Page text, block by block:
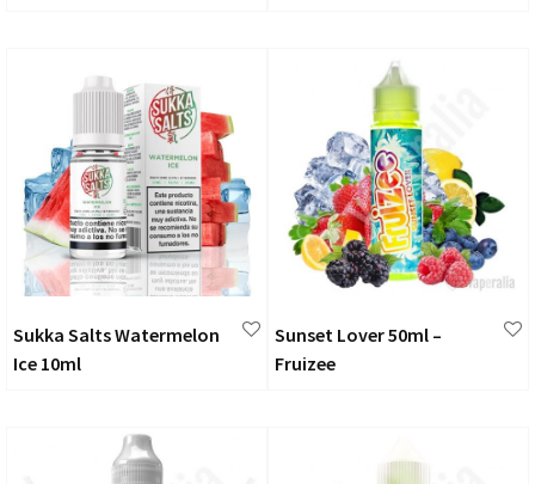
Sukka Salts Watermelon
Ice 10ml
Sunset Lover 50ml –
Fruizee